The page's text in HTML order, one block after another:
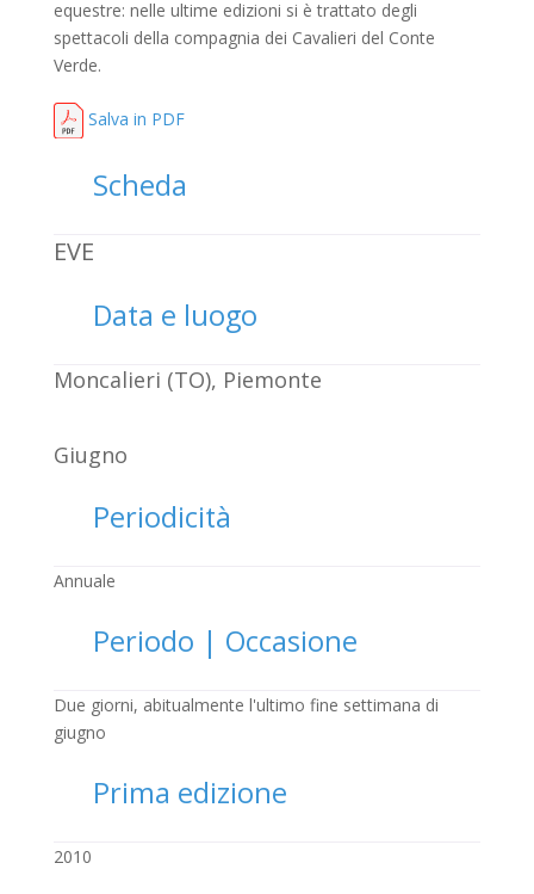
equestre: nelle ultime edizioni si è trattato degli
spettacoli della compagnia dei Cavalieri del Conte
Verde.
Salva in PDF
Scheda
EVE
Data e luogo
Moncalieri (TO), Piemonte
Giugno
Periodicità
Annuale
Periodo | Occasione
Due giorni, abitualmente l'ultimo fine settimana di
giugno
Prima edizione
2010